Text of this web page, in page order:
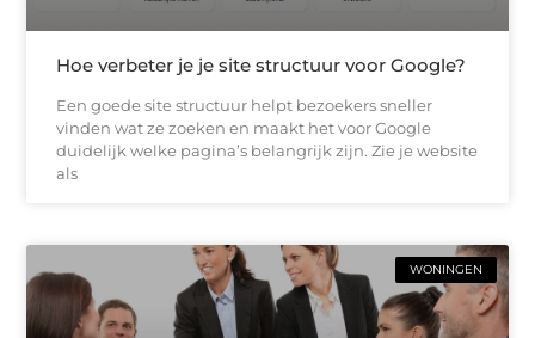
Hoe verbeter je je site structuur voor Google?
Een goede site structuur helpt bezoekers sneller
vinden wat ze zoeken en maakt het voor Google
duidelijk welke pagina’s belangrijk zijn. Zie je website
als
WONINGEN